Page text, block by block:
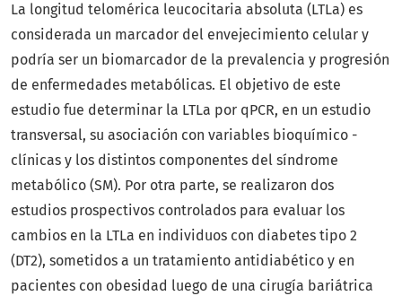
La longitud telomérica leucocitaria absoluta (LTLa) es
considerada un marcador del envejecimiento celular y
podría ser un biomarcador de la prevalencia y progresión
de enfermedades metabólicas. El objetivo de este
estudio fue determinar la LTLa por qPCR, en un estudio
transversal, su asociación con variables bioquímico -
clínicas y los distintos componentes del síndrome
metabólico (SM). Por otra parte, se realizaron dos
estudios prospectivos controlados para evaluar los
cambios en la LTLa en individuos con diabetes tipo 2
(DT2), sometidos a un tratamiento antidiabético y en
pacientes con obesidad luego de una cirugía bariátrica